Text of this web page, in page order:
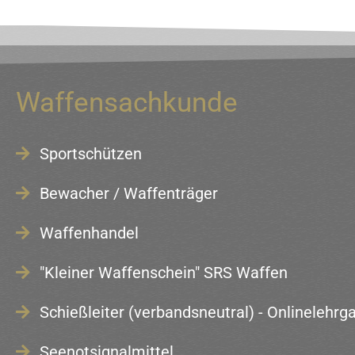
Waffensachkunde
Sportschützen
Bewacher / Waffenträger
Waffenhandel
"Kleiner Waffenschein" SRS Waffen
Schießleiter (verbandsneutral) -